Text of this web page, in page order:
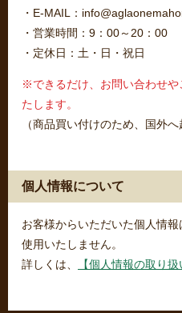
・E-MAIL：
・営業時間：9：00～20：00
・定休日：土・日・祝日
※できるだけ、お問い合わせ
たします。
（商品買い付けのため、国外
個人情報について
お客様からいただいた個人情
使用いたしません。
詳しくは、
【個人情報の取り扱